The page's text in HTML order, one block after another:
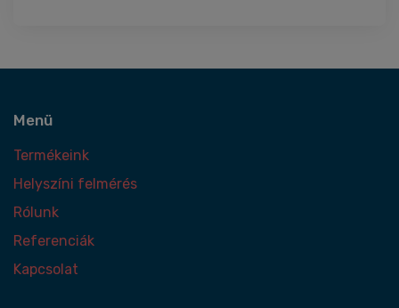
Menü
Termékeink
Helyszíni felmérés
Rólunk
Referenciák
Kapcsolat